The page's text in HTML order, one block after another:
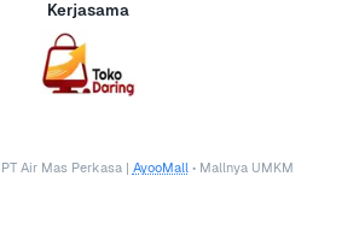
Kerjasama
PT Air Mas Perkasa | AyooMall • Mallnya UMKM